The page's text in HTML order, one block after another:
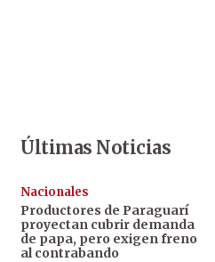
Últimas Noticias
Nacionales
Productores de Paraguarí
proyectan cubrir demanda
de papa, pero exigen freno
al contrabando